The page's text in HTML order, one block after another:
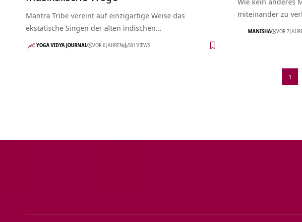
Mantra Tribe vereint auf einzigartige Weise das
ekstatische Singen der alten indischen…
YOGA VIDYA JOURNAL VOR 6 JAHREN 581 VIEWS
miteinander zu
MANISHA VOR 7
1